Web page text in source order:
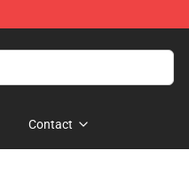
Contact